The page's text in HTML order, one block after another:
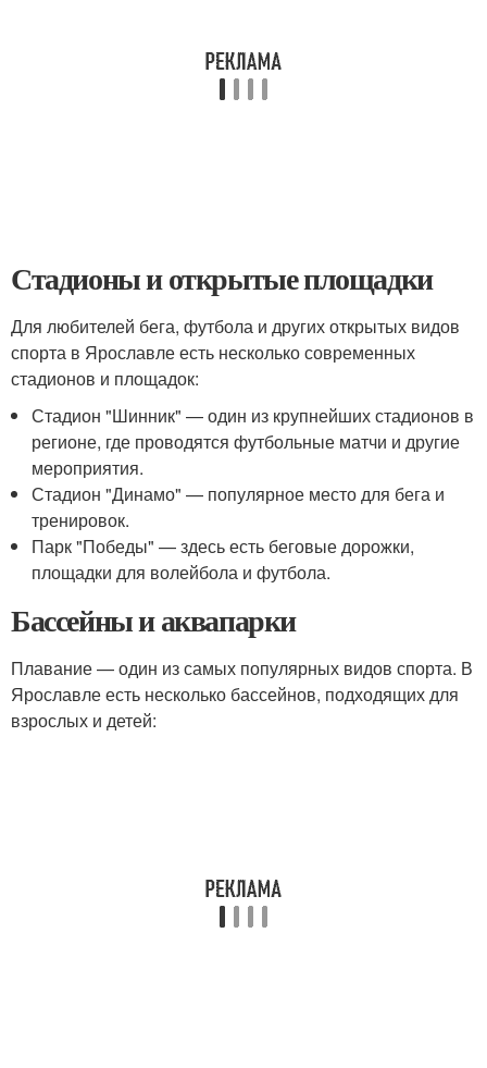
Стадионы и открытые площадки
Для любителей бега, футбола и других открытых видов
спорта в Ярославле есть несколько современных
стадионов и площадок:
Стадион "Шинник" — один из крупнейших стадионов в
регионе, где проводятся футбольные матчи и другие
мероприятия.
Стадион "Динамо" — популярное место для бега и
тренировок.
Парк "Победы" — здесь есть беговые дорожки,
площадки для волейбола и футбола.
Бассейны и аквапарки
Плавание — один из самых популярных видов спорта. В
Ярославле есть несколько бассейнов, подходящих для
взрослых и детей: